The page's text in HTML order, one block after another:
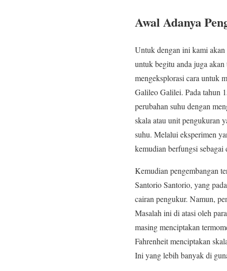
Awal Adanya
Untuk dengan ini kami akan
untuk begitu anda juga
mengeksplorasi cara untuk
Galileo Galilei. Pada tahun
perubahan suhu dengan
skala atau unit pengukuran
suhu. Melalui eksperimen
kemudian berfungsi sebagai
Kemudian pengembangan
Santorio Santorio, yang
cairan pengukur. Namun,
Masalah ini di atasi oleh
masing menciptakan
Fahrenheit menciptakan
Ini yang lebih banyak di